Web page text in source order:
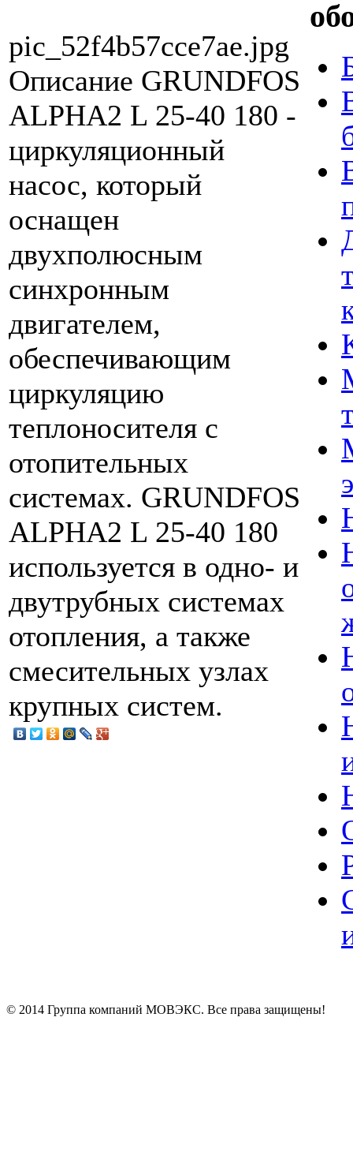
pic_52f4b57cce7ae.jpg
Описание GRUNDFOS
ALPHA2 L 25-40 180 -
циркуляционный
насос, который
оснащен
двухполюсным
синхронным
двигателем,
обеспечивающим
циркуляцию
теплоносителя с
отопительных
системах. GRUNDFOS
ALPHA2 L 25-40 180
используется в одно- и
двутрубных системах
отопления, а также
смесительных узлах
крупных систем.
© 2014 Группа компаний МОВЭКС. Все права защищены!